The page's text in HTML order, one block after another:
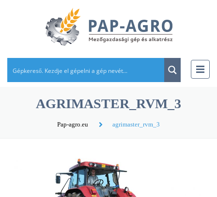
AGRIMASTER_RVM_3
Pap-agro.eu agrimaster_rvm_3